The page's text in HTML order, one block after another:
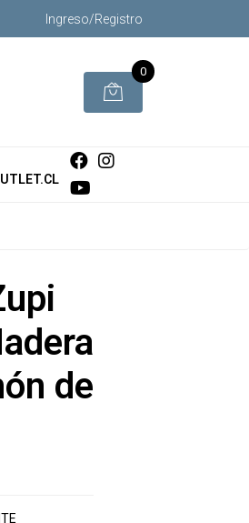
Ingreso/Registro
0
de